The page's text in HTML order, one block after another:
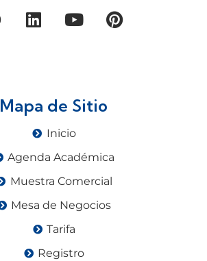
Mapa de Sitio
Inicio
Agenda Académica
Muestra Comercial
Mesa de Negocios
Tarifa
Registro